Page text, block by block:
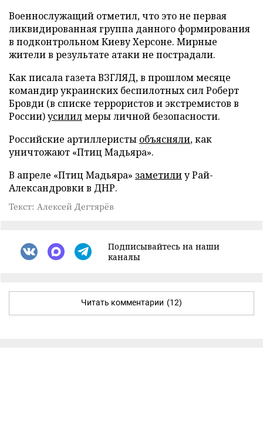
Военнослужащий отметил, что это не первая
ликвидированная группа данного формирования
в подконтрольном Киеву Херсоне. Мирные
жители в результате атаки не пострадали.
Как писала газета ВЗГЛЯД, в прошлом месяце
командир украинских беспилотных сил Роберт
Бровди (в списке террористов и экстремистов в
России)усилилмеры личной безопасности.
Российские артиллеристы объясняли, как
уничтожают «Птиц Мадьяра».
В апреле «Птиц Мадьяра» заметилиу Рай-
Александровки в ДНР.
Текст: Алексей Дегтярёв
Подписывайтесь на наши
каналы
Читать комментарии (12)